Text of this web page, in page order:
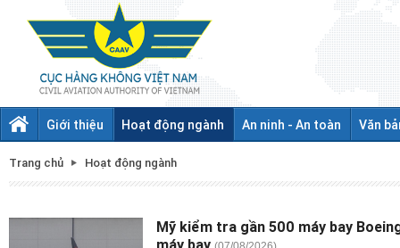
Giới thiệu Hoạt động ngành An ninh - An toàn Văn
Trang chủ Hoạt động ngành
Mỹ kiểm tra gần 500 máy bay